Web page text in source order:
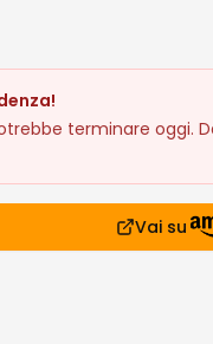
terminare oggi.
Vai su